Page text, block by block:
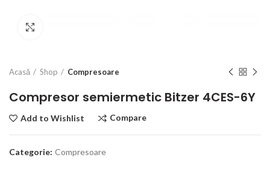
Acasă Shop Compresoare
Compresor semiermetic Bitzer 4CES-6Y
Add to Wishlist Compare
Categorie: Compresoare